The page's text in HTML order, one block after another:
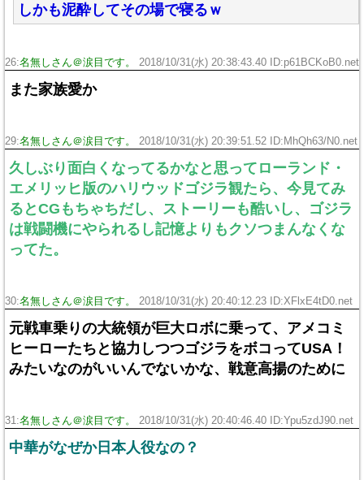
しかも泥酔してその場で寝るｗ
26:名無しさん＠涙目です。 2018/10/31(水) 20:38:43.40 ID:p61BCKoB0.net
また家族愛か
29:名無しさん＠涙目です。 2018/10/31(水) 20:39:51.52 ID:MhQh63/N0.net
久しぶり面白くなってるかなと思ってローランド・
エメリッヒ版のハリウッドゴジラ観たら、今見てみ
るとCGもちゃちだし、ストーリーも酷いし、ゴジラ
は戦闘機にやられるし記憶よりもクソつまんなくな
ってた。
30:名無しさん＠涙目です。 2018/10/31(水) 20:40:12.23 ID:XFlxE4tD0.net
元戦車乗りの大統領が巨大ロボに乗って、アメコミ
ヒーローたちと協力しつつゴジラをボコってUSA！
みたいなのがいいんでないかな、戦意高揚のために
31:名無しさん＠涙目です。 2018/10/31(水) 20:40:46.40 ID:Ypu5zdJ90.net
中華がなぜか日本人役なの？